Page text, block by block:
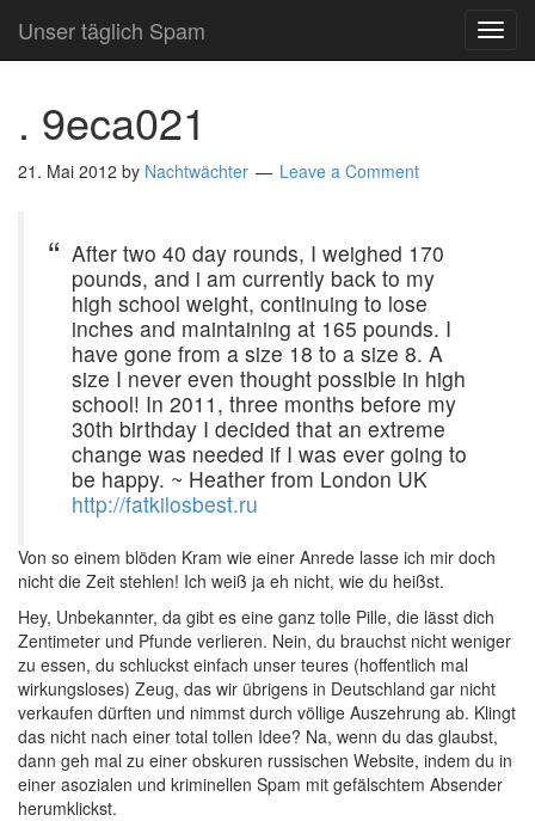
Unser täglich Spam
. 9eca021
21. Mai 2012 by Nachtwächter Leave a Comment
After two 40 day rounds, I weighed 170
pounds, and i am currently back to my
high school weight, continuing to lose
inches and maintaining at 165 pounds. I
have gone from a size 18 to a size 8. A
size I never even thought possible in high
school! In 2011, three months before my
30th birthday I decided that an extreme
change was needed if I was ever going to
be happy. ~ Heather from London UK
http://fatkilosbest.ru
Von so einem blöden Kram wie einer Anrede lasse ich mir doch
nicht die Zeit stehlen! Ich weiß ja eh nicht, wie du heißst.
Hey, Unbekannter, da gibt es eine ganz tolle Pille, die lässt dich
Zentimeter und Pfunde verlieren. Nein, du brauchst nicht weniger
zu essen, du schluckst einfach unser teures (hoffentlich mal
wirkungsloses) Zeug, das wir übrigens in Deutschland gar nicht
verkaufen dürften und nimmst durch völlige Auszehrung ab. Klingt
das nicht nach einer total tollen Idee? Na, wenn du das glaubst,
dann geh mal zu einer obskuren russischen Website, indem du in
einer asozialen und kriminellen Spam mit gefälschtem Absender
herumklickst.